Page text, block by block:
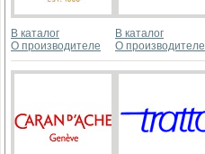
В каталог
О производителе
В каталог
О производителе